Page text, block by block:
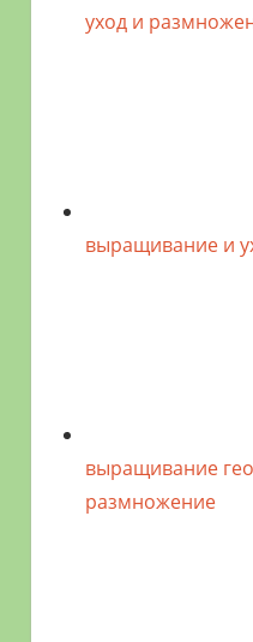
уход и
выращивание и
выращивание
размножение